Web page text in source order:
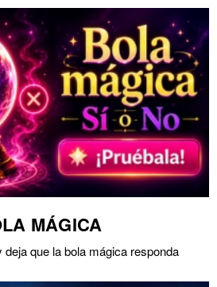
MÁGICA
deja que la bola mágica responda